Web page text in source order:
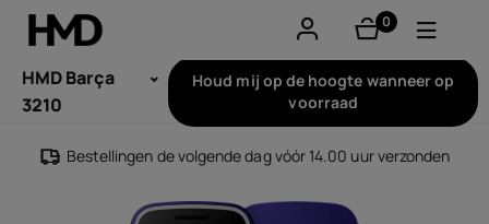
0
product(en)
Account aanmaken
Smartphones
Feature phones
HMD Barça
3210
Houd mij op de hoogte wanneer op
voorraad
Bestellingen de volgende dag vóór 14.00 uur verzonden